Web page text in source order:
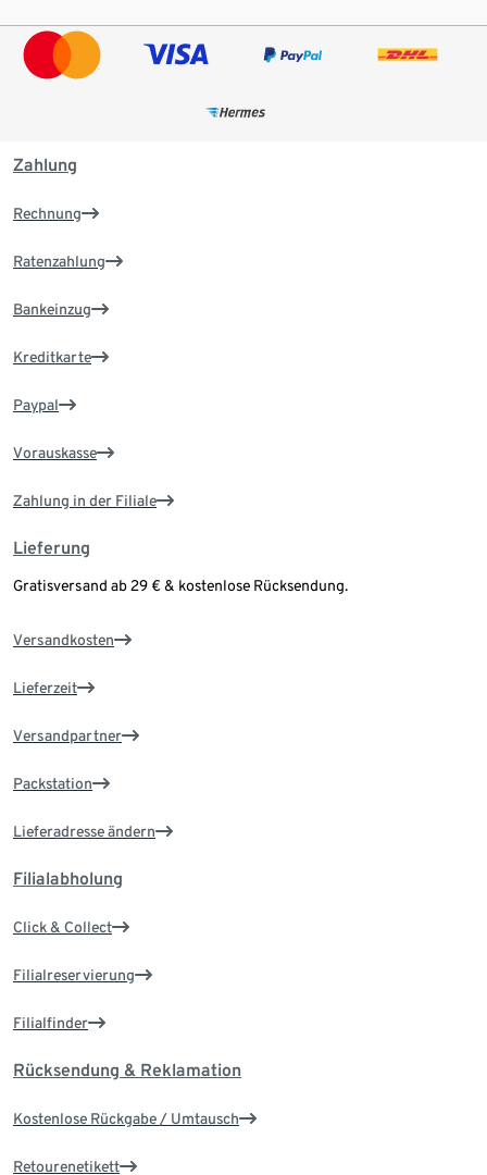
Zahlung
Rechnung
Ratenzahlung
Bankeinzug
Kreditkarte
Paypal
Vorauskasse
Zahlung in der Filiale
Lieferung
Gratisversand ab 29 € & kostenlose Rücksendung.
Versandkosten
Lieferzeit
Versandpartner
Packstation
Lieferadresse ändern
Filialabholung
Click & Collect
Filialreservierung
Filialfinder
Rücksendung & Reklamation
Kostenlose Rückgabe / Umtausch
Retourenetikett